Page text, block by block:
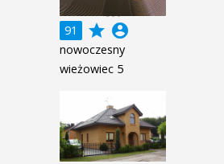
91 grade account_circle
nowoczesny
wieżowiec 5